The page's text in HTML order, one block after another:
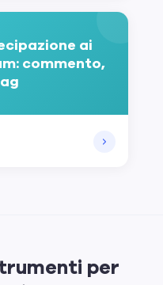
ai
commento,
per